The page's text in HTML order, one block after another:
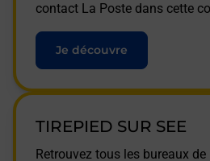
contact La Poste dans cette
Je découvre
TIREPIED SUR SEE
Retrouvez tous les bureaux